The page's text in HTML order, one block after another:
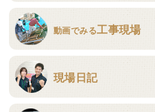
動画でみる工事現場
現場日記